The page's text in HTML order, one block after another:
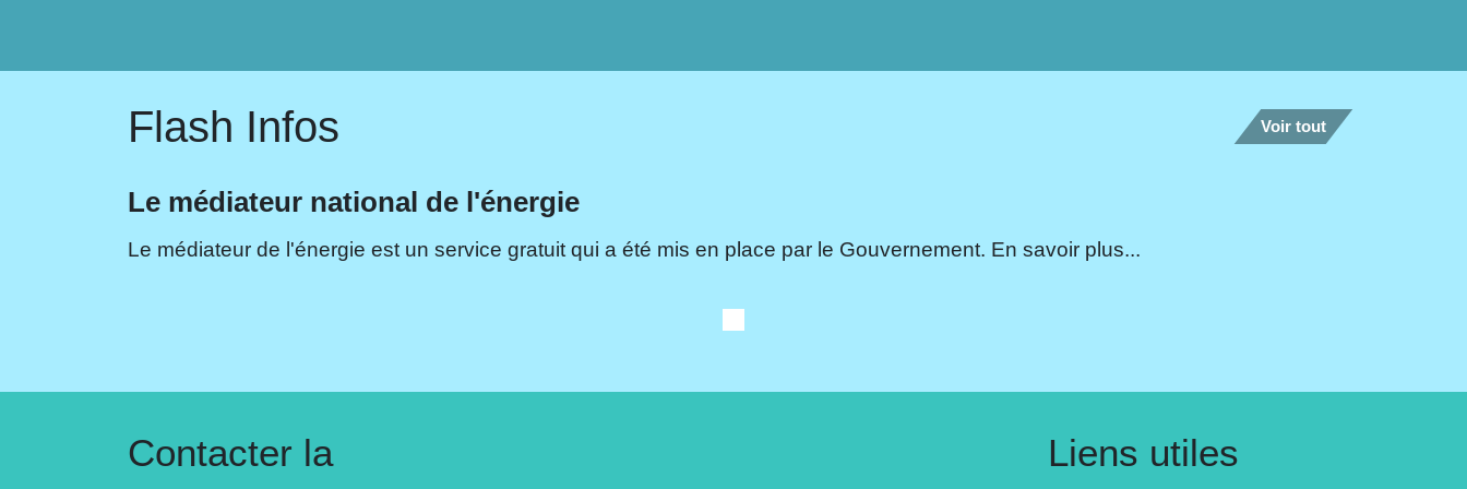
Flash Infos Voir tout
Le médiateur national de l'énergie
Le médiateur de l'énergie est un service gratuit qui a été mis en place par le Gouvernement. En savoir plus...
Contacter la
Liens utiles